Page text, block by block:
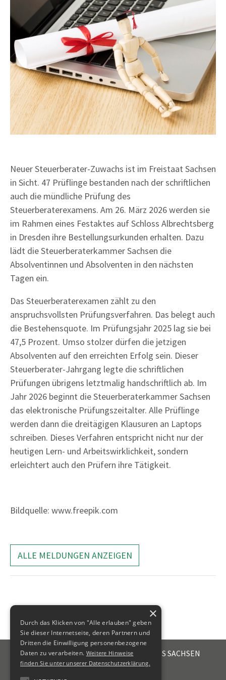
Neuer Steuerberater-Zuwachs ist im Freistaat Sachsen
in Sicht. 47 Prüflinge bestanden nach der schriftlichen
auch die mündliche Prüfung des
Steuerberaterexamens. Am 26. März 2026 werden sie
im Rahmen eines Festaktes auf Schloss Albrechtsberg
in Dresden ihre Bestellungsurkunden erhalten. Dazu
lädt die Steuerberaterkammer Sachsen die
Absolventinnen und Absolventen in den nächsten
Tagen ein.
Das Steuerberaterexamen zählt zu den
anspruchsvollsten Prüfungsverfahren. Das belegt auch
die Bestehensquote. Im Prüfungsjahr 2025 lag sie bei
47,5 Prozent. Umso stolzer dürfen die jetzigen
Absolventen auf den erreichten Erfolg sein. Dieser
Steuerberater-Jahrgang legte die schriftlichen
Prüfungen übrigens letztmalig handschriftlich ab. Im
Jahr 2026 beginnt die Steuerberaterkammer Sachsen
das elektronische Prüfungszeitalter. Alle Prüflinge
werden dann die dreitägigen Klausuren an Laptops
schreiben. Dieses Verfahren entspricht nicht nur der
heutigen Lern- und Arbeitswirklichkeit, sondern
erleichtert auch den Prüfern ihre Tätigkeit.
Bildquelle: www.freepik.com
ALLE MELDUNGEN ANZEIGEN
STEUERBERATERKAMMER DES FREISTAATES SACHSEN
Emil-Fuchs-Str. 2
×
Durch das Klicken von "Alle erlauben" geben
Sie dieser Internetseite, deren Partnern und
Dritten die Einwilligung personenbezogene
Daten zu verarbeiten. Weitere Hinweise
finden Sie unter unserer Datenschutzerklärung.